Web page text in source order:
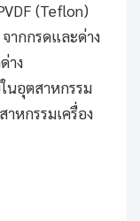
(Teflon)
ากกรดและด่าง
าง
นอุตสาหกรรม
หกรรมเครื่อง